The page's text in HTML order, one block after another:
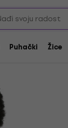
Puhački Žice